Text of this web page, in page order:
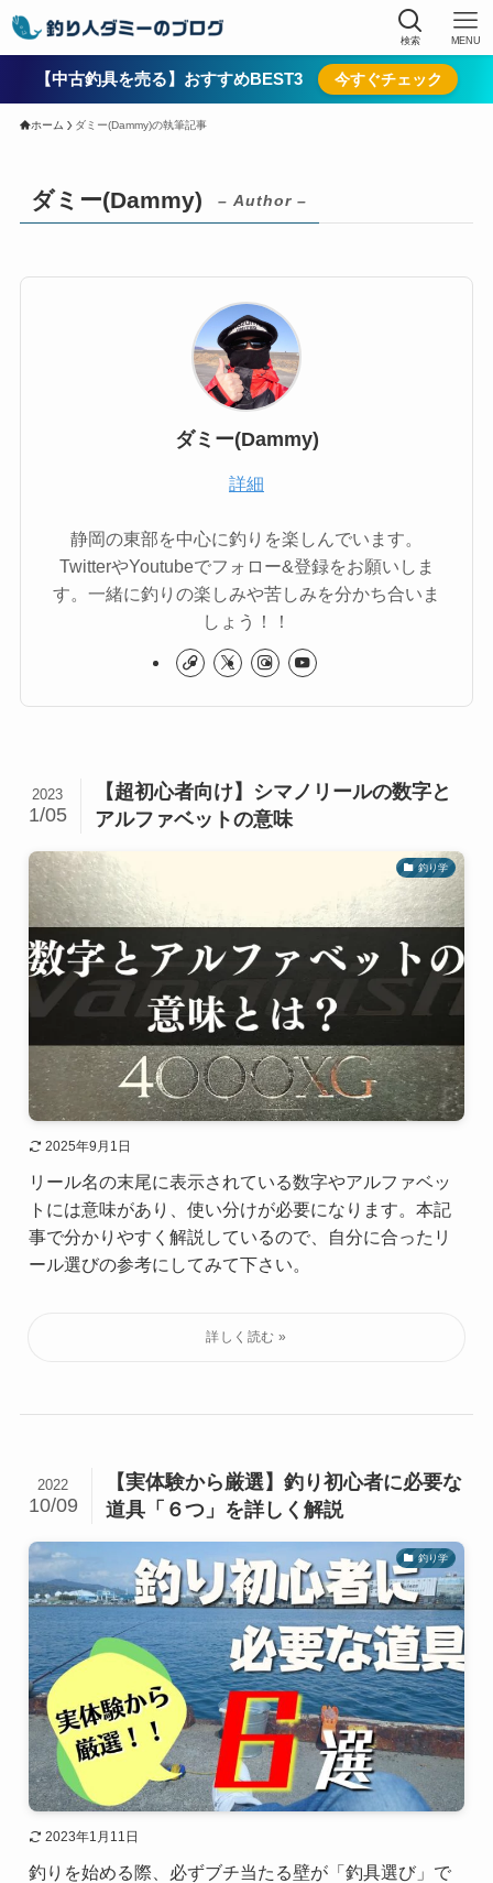
検索 MENU
【中古釣具を売る】おすすめBEST3 今すぐチェック
ホーム ダミー(Dammy)の執筆記事
ダミー(Dammy) – Author –
ダミー(Dammy)
詳細
静岡の東部を中心に釣りを楽しんでいます。
TwitterやYoutubeでフォロー&登録をお願いしま
す。一緒に釣りの楽しみや苦しみを分かち合いま
しょう！！
【超初心者向け】シマノリールの数字と
アルファベットの意味
2023
1/05
釣り学
2025年9月1日
リール名の末尾に表示されている数字やアルファベッ
トには意味があり、使い分けが必要になります。本記
事で分かりやすく解説しているので、自分に合ったリ
ール選びの参考にしてみて下さい。
【実体験から厳選】釣り初心者に必要な
道具「６つ」を詳しく解説
2022
10/09
釣り学
2023年1月11日
釣りを始める際、必ずブチ当たる壁が「釣具選び」で